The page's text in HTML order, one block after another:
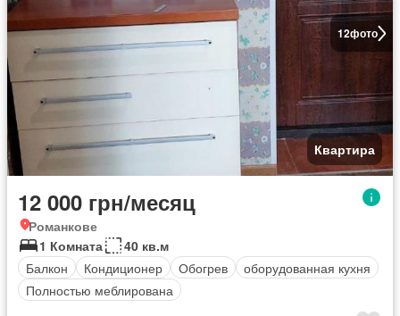
12фото
Квартира
12 000 грн/месяц
Романкове
1 Комната
40 кв.м
Балкон
Кондиционер Обогрев
оборудованная кухня
Полностью меблирована